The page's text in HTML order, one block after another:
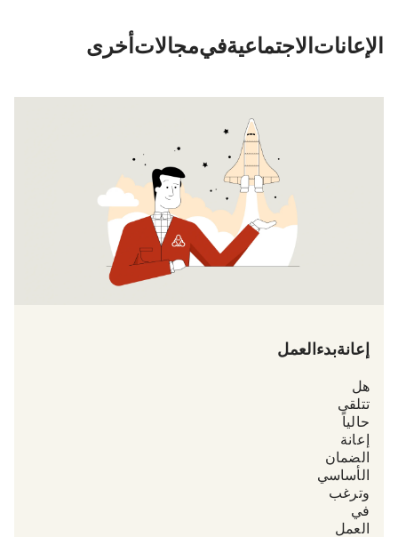
الإعانات الاجتماعية في مجالات أخرى
إعانة بدء العمل
هل
تتلقى
حالياً
إعانة
الضمان
الأساسي
وترغب
في
العمل